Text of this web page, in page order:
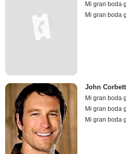
Mi gran boda
Mi gran boda
John Corbett
Mi gran boda
Mi gran boda
Mi gran boda